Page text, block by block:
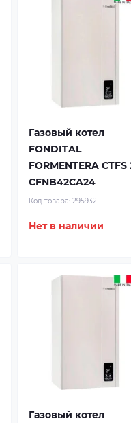
Газовый котел
FONDITAL
FORMENTERA CTFS
CFNB42CA24
Код товара: 295932
Нет в наличии
Газовый котел